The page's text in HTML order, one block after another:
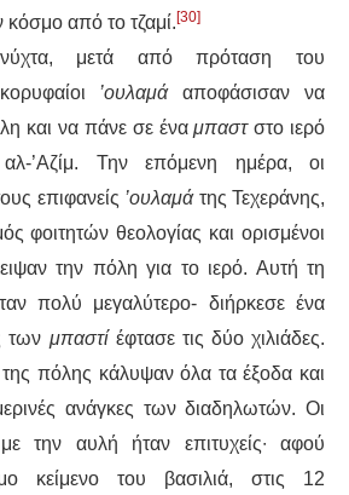
κόσμο από το τζαμί. [30]
μετά από πρόταση του
’ουλαμάαποφάσισαν να
και να πάνε σε έναμπαστστο ιερό
’Αζίμ. Την επόμενη ημέρα, οι
επιφανείς ’ουλαμάτης Τεχεράνης,
φοιτητών θεολογίας και ορισμένοι
την πόλη για το ιερό. Αυτή τη
πολύ μεγαλύτερο- διήρκεσε ένα
των μπαστίέφτασε τις δύο χιλιάδες.
της πόλης κάλυψαν όλα τα έξοδα και
ανάγκες των διαδηλωτών. Οι
με την αυλή ήταν επιτυχείς∙ αφού
κείμενο του βασιλιά, στις 12